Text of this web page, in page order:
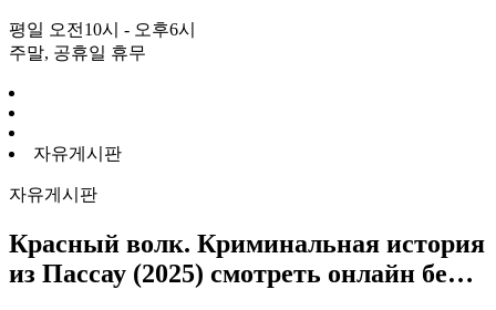
평일 오전10시 - 오후6시
주말, 공휴일 휴무
자유게시판
자유게시판
Красный волк. Криминальная история
из Пассау (2025) смотреть онлайн бе…